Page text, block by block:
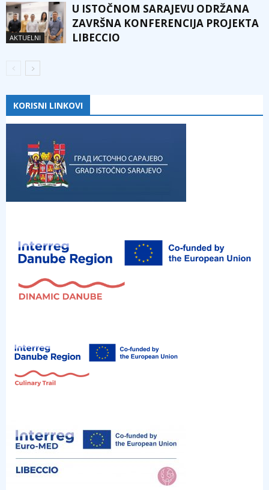
AKTUELNI
U ISTOČNOM SARAJEVU ODRŽANA
ZAVRŠNA KONFERENCIJA PROJEKTA
LIBECCIO
KORISNI LINKOVI